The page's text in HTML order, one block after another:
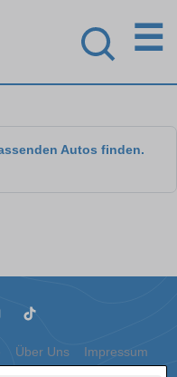
☰
Autos finden.
Über Uns Impressum